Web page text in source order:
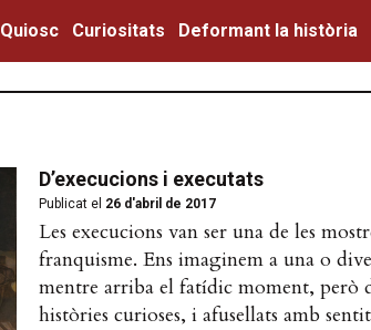
Quiosc Curiositats Deformant la història
D’execucions i executats
Publicat el 26 d'abril de 2017
Les execucions van ser una de les
franquisme. Ens imaginem a una o
mentre arriba el fatídic moment, però
històries curioses, i afusellats amb